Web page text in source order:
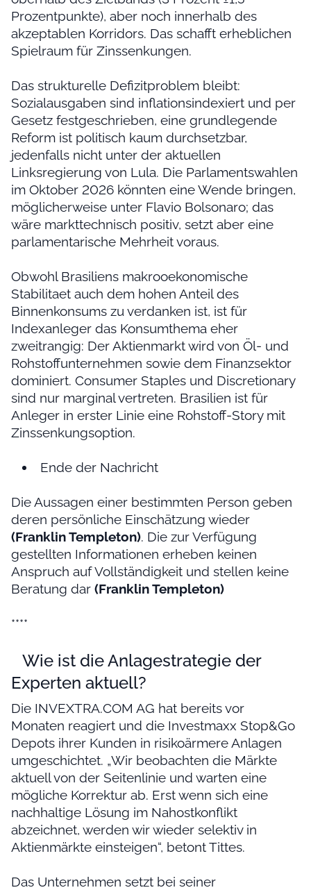
Prozentpunkte), aber noch innerhalb des
akzeptablen Korridors. Das schafft erheblichen
Spielraum für Zinssenkungen.
Das strukturelle Defizitproblem bleibt:
Sozialausgaben sind inflationsindexiert und per
Gesetz festgeschrieben, eine grundlegende
Reform ist politisch kaum durchsetzbar,
jedenfalls nicht unter der aktuellen
Linksregierung von Lula. Die Parlamentswahlen
im Oktober 2026 könnten eine Wende bringen,
möglicherweise unter Flavio Bolsonaro; das
wäre markttechnisch positiv, setzt aber eine
parlamentarische Mehrheit voraus.
Obwohl Brasiliens makrooekonomische
Stabilitaet auch dem hohen Anteil des
Binnenkonsums zu verdanken ist, ist für
Indexanleger das Konsumthema eher
zweitrangig: Der Aktienmarkt wird von Öl- und
Rohstoffunternehmen sowie dem Finanzsektor
dominiert. Consumer Staples und Discretionary
sind nur marginal vertreten. Brasilien ist für
Anleger in erster Linie eine Rohstoff-Story mit
Zinssenkungsoption.
Ende der Nachricht
Die Aussagen einer bestimmten Person geben
deren persönliche Einschätzung wieder
(Franklin Templeton). Die zur Verfügung
gestellten Informationen erheben keinen
Anspruch auf Vollständigkeit und stellen keine
Beratung dar (Franklin Templeton)
****
Wie ist die Anlagestrategie der
Experten aktuell?
Die INVEXTRA.COM AG hat bereits vor
Monaten reagiert und die Investmaxx Stop&Go
Depots ihrer Kunden in risikoärmere Anlagen
umgeschichtet. „Wir beobachten die Märkte
aktuell von der Seitenlinie und warten eine
mögliche Korrektur ab. Erst wenn sich eine
nachhaltige Lösung im Nahostkonflikt
abzeichnet, werden wir wieder selektiv in
Aktienmärkte einsteigen“, betont Tittes.
Das Unternehmen setzt bei seiner